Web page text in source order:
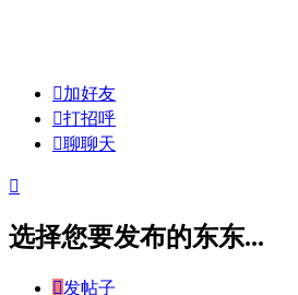
加好友
打招呼
聊聊天

选择您要发布的东东...
发帖子